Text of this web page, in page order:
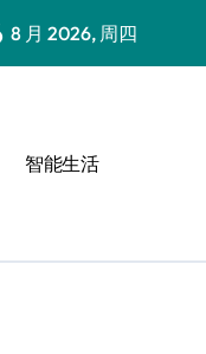
8 月 2026, 周四
智能生活